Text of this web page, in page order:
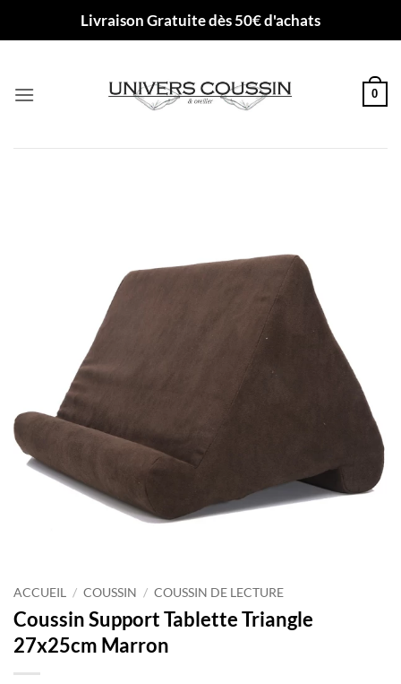
Livraison Gratuite dès 50€ d'achats
0
ACCUEIL / COUSSIN / COUSSIN DE LECTURE
Coussin Support Tablette Triangle
27x25cm Marron